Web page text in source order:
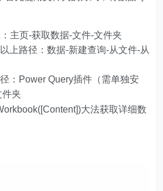
主页-获取数据-文件-文件夹
上路径：数据-新建查询-从文件-从
：Power Query插件（需单独安
件夹
大法获取详细数